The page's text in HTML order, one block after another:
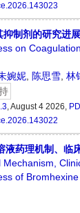
抑制剂的研究进展
on
婉妮 陈思雪 林
, August 4 2026,
液药理机制、临
of